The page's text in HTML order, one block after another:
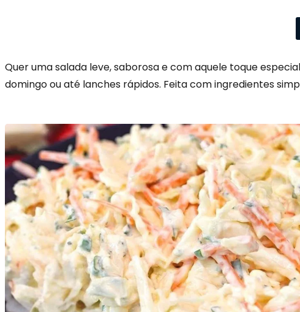
Quer uma salada leve, saborosa e com aquele toque
domingo ou até lanches rápidos. Feita com ingredientes